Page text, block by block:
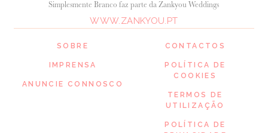
SOBRE
IMPRENSA
ANUNCIE CONNOSCO
Simplesmente Branco faz parte da Zankyou Weddings
WWW.ZANKYOU.PT
CONTACTOS
POLÍTICA DE
COOKIES
TERMOS DE
UTILIZAÇÃO
POLÍTICA DE